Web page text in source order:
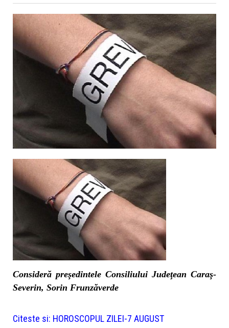
Consideră preşedintele Consiliului Judeţean Caraş-
Severin, Sorin Frunzăverde
Citeste si: HOROSCOPUL ZILEI-7 AUGUST